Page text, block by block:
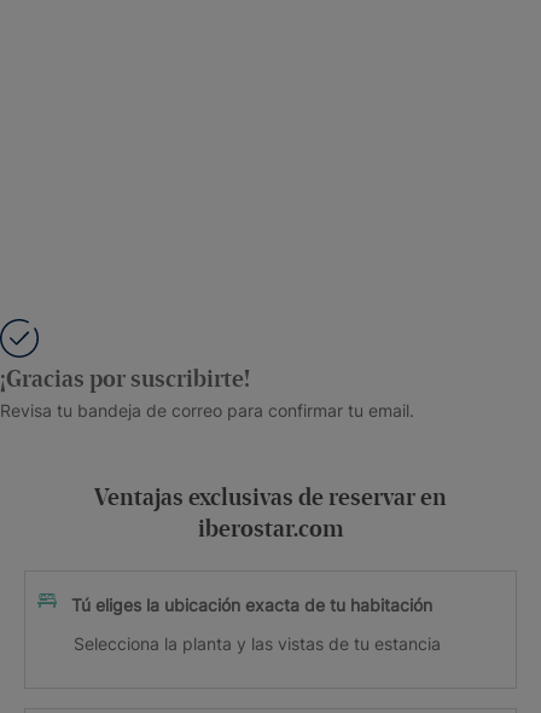
¡Gracias por suscribirte!
Revisa tu bandeja de correo para confirmar tu email.
Ventajas exclusivas de reservar en
iberostar.com
Tú eliges la ubicación exacta de tu habitación
Selecciona la planta y las vistas de tu estancia